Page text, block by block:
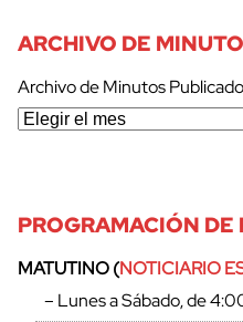
ARCHIVO DE
Archivo de Minutos
PROGRAMACIÓN DE
MATUTINO (NOTICIARIO
– Lunes a Sábado, de